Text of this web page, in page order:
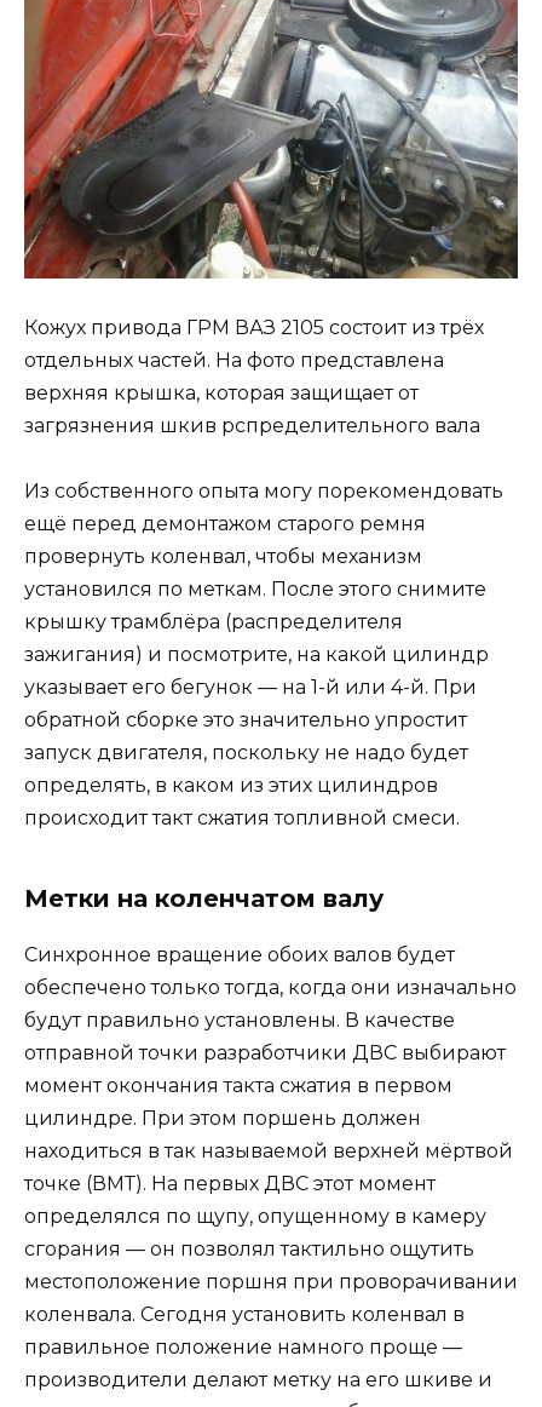
Кожух привода ГРМ ВАЗ 2105 состоит из трёх
отдельных частей. На фото представлена
верхняя крышка, которая защищает от
загрязнения шкив рспределительного вала
Из собственного опыта могу порекомендовать
ещё перед демонтажом старого ремня
провернуть коленвал, чтобы механизм
установился по меткам. После этого снимите
крышку трамблёра (распределителя
зажигания) и посмотрите, на какой цилиндр
указывает его бегунок — на 1-й или 4-й. При
обратной сборке это значительно упростит
запуск двигателя, поскольку не надо будет
определять, в каком из этих цилиндров
происходит такт сжатия топливной смеси.
Метки на коленчатом валу
Синхронное вращение обоих валов будет
обеспечено только тогда, когда они изначально
будут правильно установлены. В качестве
отправной точки разработчики ДВС выбирают
момент окончания такта сжатия в первом
цилиндре. При этом поршень должен
находиться в так называемой верхней мёртвой
точке (ВМТ). На первых ДВС этот момент
определялся по щупу, опущенному в камеру
сгорания — он позволял тактильно ощутить
местоположение поршня при проворачивании
коленвала. Сегодня установить коленвал в
правильное положение намного проще —
производители делают метку на его шкиве и